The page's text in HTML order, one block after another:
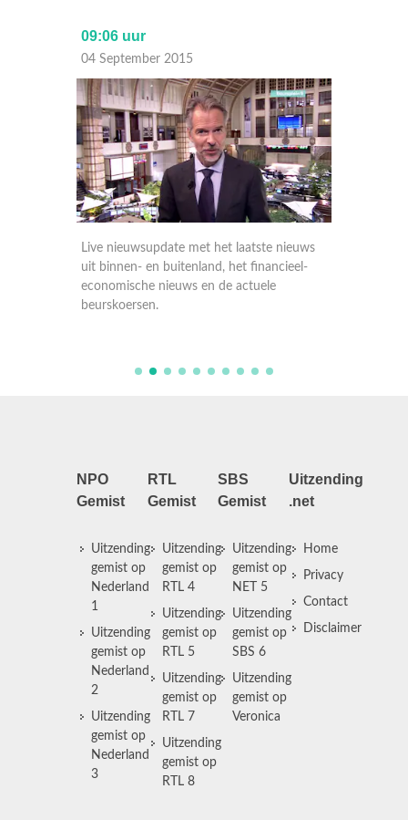
09:06 uur
04 September 2015
Live nieuwsupdate met het laatste nieuws
uit binnen- en buitenland, het financieel-
economische nieuws en de actuele
beurskoersen.
NPO
Gemist
Uitzending
gemist op
Nederland
1
Uitzending
gemist op
Nederland
2
Uitzending
gemist op
Nederland
3
RTL
Gemist
Uitzending
gemist op
RTL 4
Uitzending
gemist op
RTL 5
Uitzending
gemist op
RTL 7
Uitzending
gemist op
RTL 8
SBS
Gemist
Uitzending
gemist op
NET 5
Uitzending
gemist op
SBS 6
Uitzending
gemist op
Veronica
Uitzending
.net
Home
Privacy
Contact
Disclaimer